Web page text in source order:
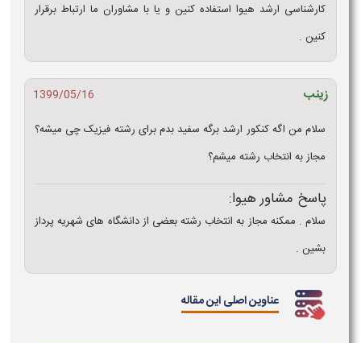
کارشناسی ارشد هیوا استفاده کنین و یا با مشاوران ما ارتباط برقرار
کنین .
زينب
1399/05/16
سلام من اگه کنکور ارشد برگه سفید بدم برای رشته فیزیک چی میشه؟
مجاز به انتخاب رشته میشم؟
پاسخ مشاور هیوا:
سلام . ممکنه مجاز به انتخاب رشته بعضی از دانشگاه های شهریه پرداز
بشین .
عناوین اصلی این مقاله